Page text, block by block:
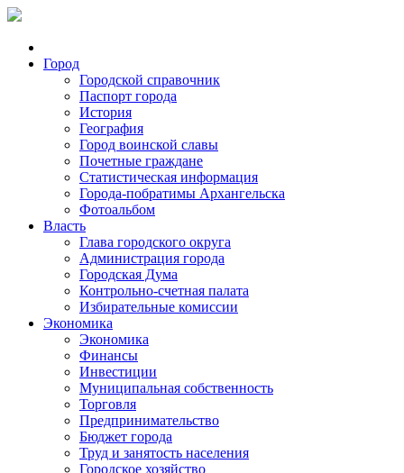
Город
Городской справочник
Паспорт города
История
География
Город воинской славы
Почетные граждане
Статистическая информация
Города-побратимы Архангельска
Фотоальбом
Власть
Глава городского округа
Администрация города
Городская Дума
Контрольно-счетная палата
Избирательные комиссии
Экономика
Экономика
Финансы
Инвестиции
Муниципальная собственность
Торговля
Предпринимательство
Бюджет города
Труд и занятость населения
Городское хозяйство